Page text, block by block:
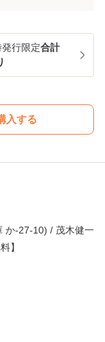
行限定合計
入する
か-27-10) / 茂木健一
】